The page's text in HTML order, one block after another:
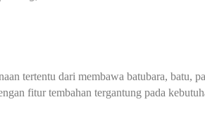
tertentu dari membawa batubara, batu,
fitur tembahan tergantung pada